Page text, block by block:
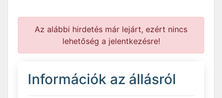
Az alábbi hirdetés már lejárt, ezért nincs
lehetőség a jelentkezésre!
Információk az állásról